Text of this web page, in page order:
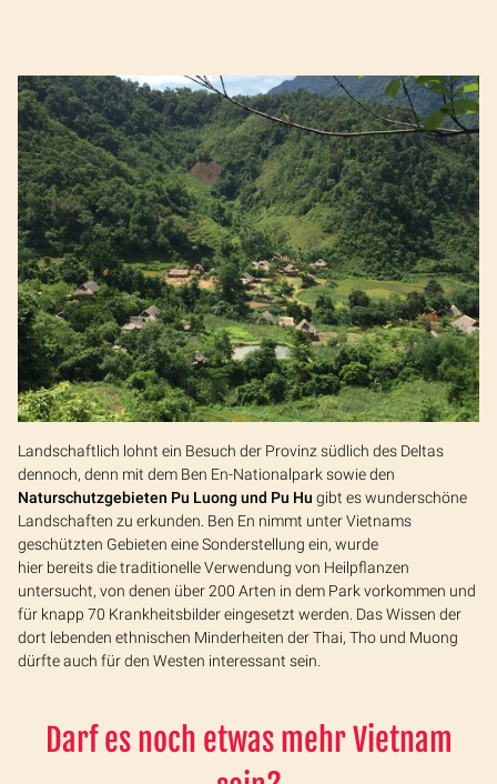
Landschaftlich lohnt ein Besuch der Provinz südlich des Deltas
dennoch, denn mit dem Ben En-Nationalpark sowie den
Naturschutzgebieten Pu Luong und Pu Hu gibt es wunderschöne
Landschaften zu erkunden. Ben En nimmt unter Vietnams
geschützten Gebieten eine Sonderstellung ein, wurde
hier bereits die traditionelle Verwendung von Heilpflanzen
untersucht, von denen über 200 Arten in dem Park vorkommen und
für knapp 70 Krankheitsbilder eingesetzt werden. Das Wissen der
dort lebenden ethnischen Minderheiten der Thai, Tho und Muong
dürfte auch für den Westen interessant sein.
Darf es noch etwas mehr Vietnam